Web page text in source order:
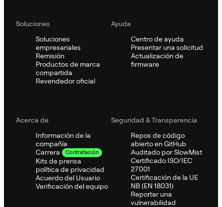
Soluciones
Soluciones
empresariales
Remisión
Productos de marca
compartida
Revendedor oficial
Ayuda
Centro de ayuda
Presentar una solicitud
Actualización de
firmware
Acerca de
Información de la
compañía
Carrera
Contratación
Kits de prensa
política de privacidad
Acuerdo del Usuario
Verificación del equipo
Seguridad & Transparencia
Repos de código
abierto en GitHub
Auditado por SlowMist
Certificado ISO/IEC
27001
Certificación de la UE
NB (EN 18031)
Reportar una
vulnerabilidad